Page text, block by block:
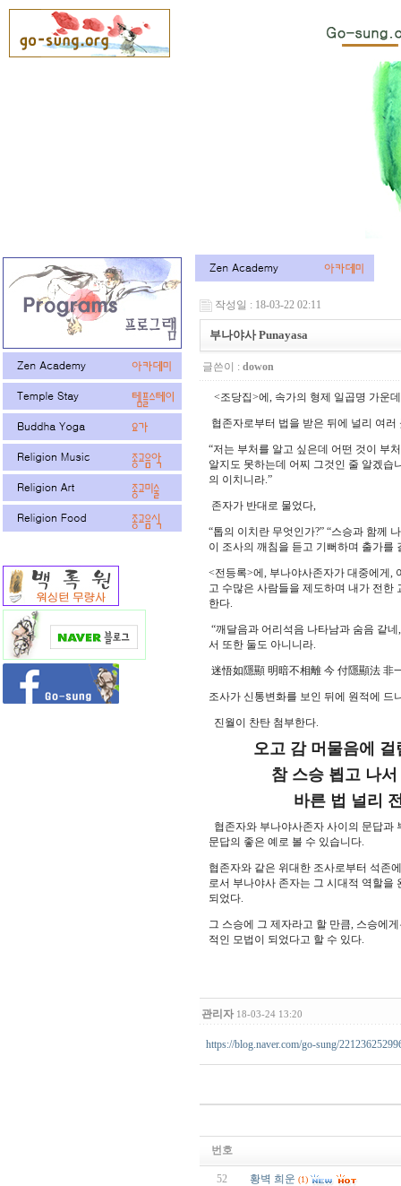
작성일 : 18-03-22 02:11
부나야사 Punayasa
글쓴이 : dowon
<조당집>에, 속가의 형제 일곱명 가운
협존자로부터 법을 받은 뒤에 널리 여
“저는 부처를 알고 싶은데 어떤 것이 부
알지도 못하는데 어찌 그것인 줄 알겠습
의 이치니라.”
존자가 반대로 물었다,
“톱의 이치란 무엇인가?” “스승과 함께
이 조사의 깨침을 듣고 기뻐하며 출가를
<전등록>에, 부나야사존자가 대중에게,
고 수많은 사람들을 제도하며 내가 전한
한다.
“깨달음과 어리석음 나타남과 숨음 같
서 또한 둘도 아니니라.
迷悟如隱顯 明暗不相離 今 付隱顯法 非
조사가 신통변화를 보인 뒤에 원적에 드
진월이 찬탄 첨부한다.
오고 감 머물음에 걸
참 스승 뵙고 나서 도
바른 법 널리 전하
협존자와 부나야사존자 사이의 문답과
문답의 좋은 예로 볼 수 있습니다.
협존자와 같은 위대한 조사로부터 석존
로서 부나야사 존자는 그 시대적 역할을
되었다.
그 스승에 그 제자라고 할 만큼, 스승에
적인 모법이 되었다고 할 수 있다.
관리자 18-03-24 13:20
https://blog.naver.com/go-sung/
번호
52 황벽 희운 (1)